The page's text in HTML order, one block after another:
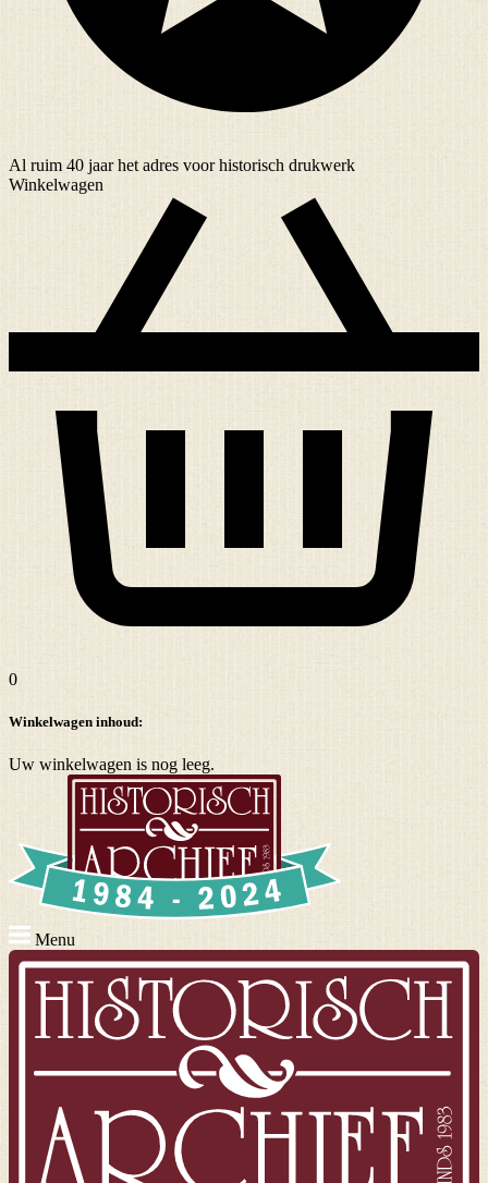
Al ruim 40 jaarhet adres voor historisch drukwerk
Winkelwagen
0
Winkelwagen inhoud:
Uw winkelwagen is nog leeg.
Menu